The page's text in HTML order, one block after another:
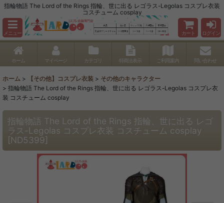
指輪物語 The Lord of the Rings 指輪、世に出る レゴラス-Legolas コスプレ衣装
コスチューム cosplay
メニュー カート ログイン
ホーム マイページ カテゴリ 特商法表示 ご利用案内 問い合わせ
ホーム > 【その他】コスプレ衣装 > その他のキャラクター
> 指輪物語 The Lord of the Rings 指輪、世に出る レゴラス-Legolas コスプレ衣
装 コスチューム cosplay
指輪物語 The Lord of the Rings 指輪、世に出る レゴ
ラス-Legolas コスプレ衣装 コスチューム cosplay
[ND5399]